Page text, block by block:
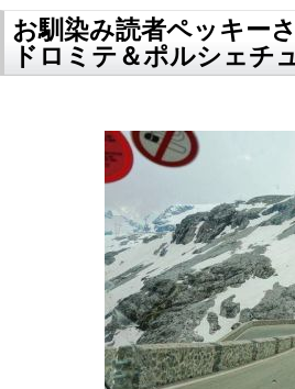
お馴染み読者ペッキー
ドロミテ＆ポルシェチ